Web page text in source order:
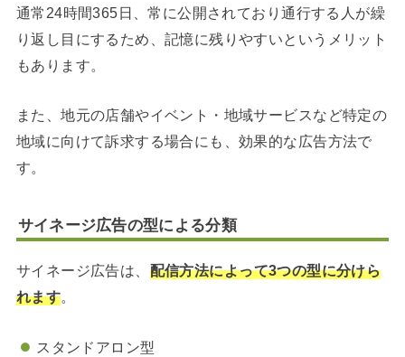
通常24時間365日、常に公開されており通行する人が繰
り返し目にするため、記憶に残りやすいというメリット
もあります。
また、地元の店舗やイベント・地域サービスなど特定の
地域に向けて訴求する場合にも、効果的な広告方法で
す。
サイネージ広告の型による分類
サイネージ広告は、 配信方法によって3つの型に分けら
れます。
スタンドアロン型